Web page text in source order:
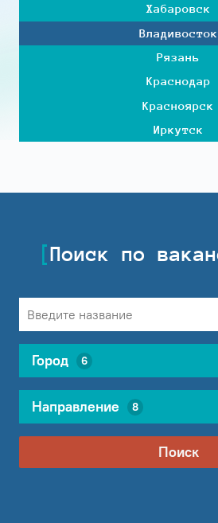
Хабаровск
Владивосток
Рязань
Краснодар
Красноярск
Иркутск
Поиск по
Город 6
Направление 8
Поиск